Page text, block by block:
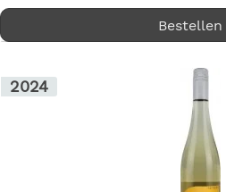
Bestellen
2024